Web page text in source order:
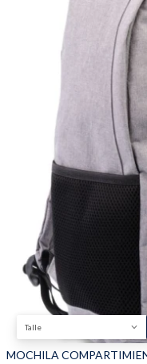
Talle
MOCHILA